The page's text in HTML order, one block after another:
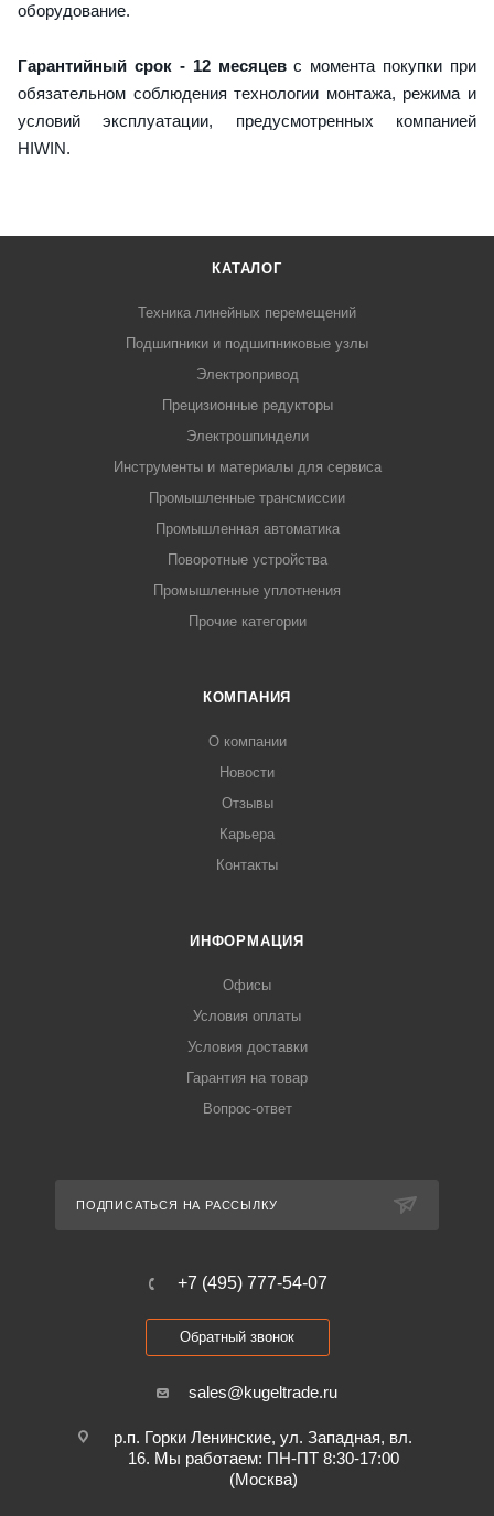
оборудование.
Гарантийный срок - 12 месяцевс момента покупки при
обязательном соблюдения технологии монтажа, режима и
условий эксплуатации, предусмотренных компанией
HIWIN.
КАТАЛОГ
Техника линейных перемещений
Подшипники и подшипниковые узлы
Электропривод
Прецизионные редукторы
Электрошпиндели
Инструменты и материалы для сервиса
Промышленные трансмиссии
Промышленная автоматика
Поворотные устройства
Промышленные уплотнения
Прочие категории
КОМПАНИЯ
О компании
Новости
Отзывы
Карьера
Контакты
ИНФОРМАЦИЯ
Офисы
Условия оплаты
Условия доставки
Гарантия на товар
Вопрос-ответ
ПОДПИСАТЬСЯ НА РАССЫЛКУ
+7 (495) 777-54-07
Обратный звонок
sales@kugeltrade.ru
р.п. Горки Ленинские, ул. Западная, вл.
16. Мы работаем: ПН-ПТ 8:30-17:00
(Москва)